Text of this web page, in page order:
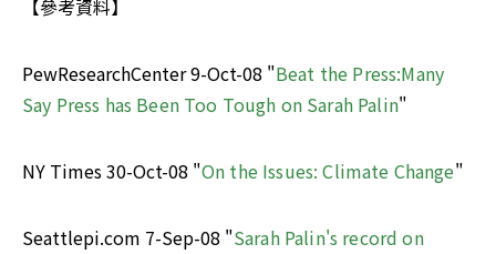
【參考資料】
PewResearchCenter 9-Oct-08 "Beat the Press:Many
Say Press has Been Too Tough on Sarah Palin"
NY Times 30-Oct-08 "On the Issues: Climate Change"
Seattlepi.com 7-Sep-08 "Sarah Palin's record on